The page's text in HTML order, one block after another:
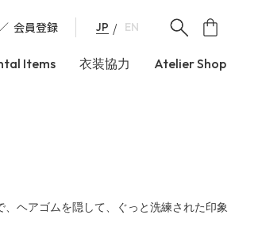
会員登録 JP EN
Items 衣装協力 Atelier Shop
ヘアゴムを隠して、ぐっと洗練された印象